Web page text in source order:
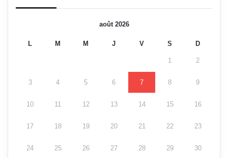
août 2026
L M M J V S D
1 2
3 4 5 6 7 8 9
10 11 12 13 14 15 16
17 18 19 20 21 22 23
24 25 26 27 28 29 30